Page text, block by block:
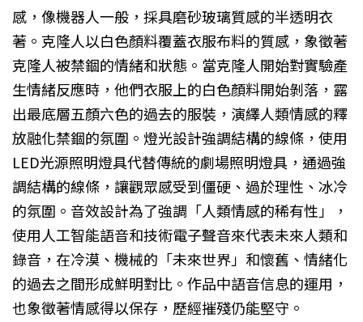
感，像機器人一般，採具磨砂玻璃質感的半透明衣
著。克隆人以白色顏料覆蓋衣服布料的質感，象徵著
克隆人被禁錮的情緒和狀態。當克隆人開始對實驗產
生情緒反應時，他們衣服上的白色顏料開始剝落，露
出最底層五顏六色的過去的服裝，演繹人類情感的釋
放融化禁錮的氛圍。燈光設計強調結構的線條，使用
LED光源照明燈具代替傳統的劇場照明燈具，通過強
調結構的線條，讓觀眾感受到僵硬、過於理性、冰冷
的氛圍。音效設計為了強調「人類情感的稀有性」，
使用人工智能語音和技術電子聲音來代表未來人類和
錄音，在冷漠、機械的「未來世界」和懷舊、情緒化
的過去之間形成鮮明對比。作品中語音信息的運用，
也象徵著情感得以保存，歷經摧殘仍能堅守。